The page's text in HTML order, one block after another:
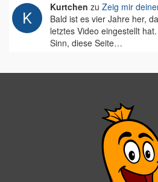
Kurtchen zu Zeig mir
Bald ist es vier Jahre her,
letztes Video eingestellt
Sinn, diese Seite…